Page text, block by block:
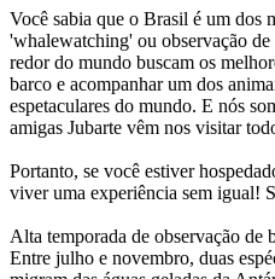
Você sabia que o Brasil é um dos
'whalewatching' ou observação de
redor do mundo buscam os
barco e acompanhar um dos
espetaculares do mundo. E nós
amigas Jubarte vêm nos visitar
Portanto, se você estiver
viver uma experiência sem igual!
Alta temporada de observação de
Entre julho e novembro, duas